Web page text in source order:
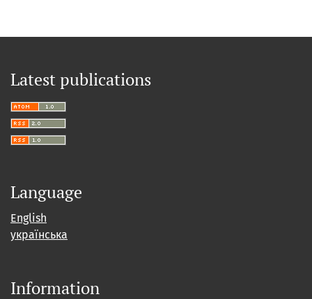
Latest publications
Language
English
українська
Information